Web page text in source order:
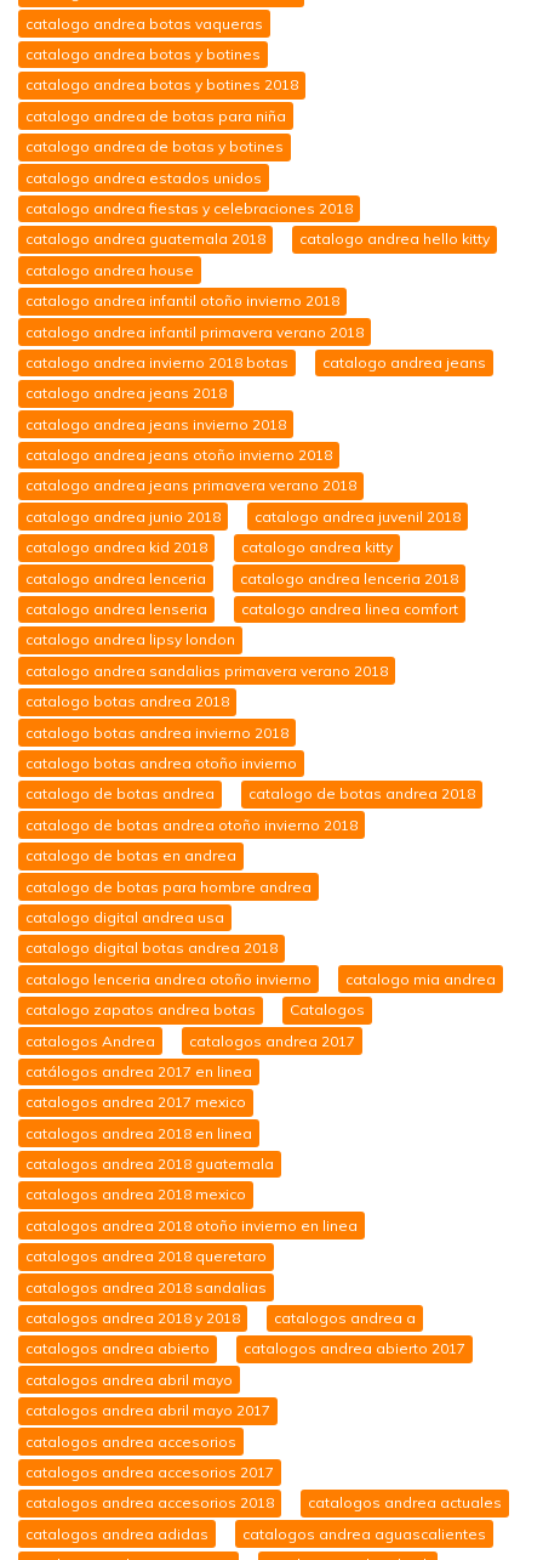
catalogo andrea botas vaqueras
catalogo andrea botas y botines
catalogo andrea botas y botines 2018
catalogo andrea de botas para niña
catalogo andrea de botas y botines
catalogo andrea estados unidos
catalogo andrea fiestas y celebraciones 2018
catalogo andrea guatemala 2018
catalogo andrea hello kitty
catalogo andrea house
catalogo andrea infantil otoño invierno 2018
catalogo andrea infantil primavera verano 2018
catalogo andrea invierno 2018 botas
catalogo andrea jeans
catalogo andrea jeans 2018
catalogo andrea jeans invierno 2018
catalogo andrea jeans otoño invierno 2018
catalogo andrea jeans primavera verano 2018
catalogo andrea junio 2018
catalogo andrea juvenil 2018
catalogo andrea kid 2018
catalogo andrea kitty
catalogo andrea lenceria
catalogo andrea lenceria 2018
catalogo andrea lenseria
catalogo andrea linea comfort
catalogo andrea lipsy london
catalogo andrea sandalias primavera verano 2018
catalogo botas andrea 2018
catalogo botas andrea invierno 2018
catalogo botas andrea otoño invierno
catalogo de botas andrea
catalogo de botas andrea 2018
catalogo de botas andrea otoño invierno 2018
catalogo de botas en andrea
catalogo de botas para hombre andrea
catalogo digital andrea usa
catalogo digital botas andrea 2018
catalogo lenceria andrea otoño invierno
catalogo mia andrea
catalogo zapatos andrea botas
Catalogos
catalogos Andrea
catalogos andrea 2017
catálogos andrea 2017 en linea
catalogos andrea 2017 mexico
catalogos andrea 2018 en linea
catalogos andrea 2018 guatemala
catalogos andrea 2018 mexico
catalogos andrea 2018 otoño invierno en linea
catalogos andrea 2018 queretaro
catalogos andrea 2018 sandalias
catalogos andrea 2018 y 2018
catalogos andrea a
catalogos andrea abierto
catalogos andrea abierto 2017
catalogos andrea abril mayo
catalogos andrea abril mayo 2017
catalogos andrea accesorios
catalogos andrea accesorios 2017
catalogos andrea accesorios 2018
catalogos andrea actuales
catalogos andrea adidas
catalogos andrea aguascalientes